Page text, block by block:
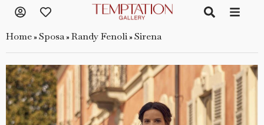
Home» Sposa» Randy Fenoli» Sirena